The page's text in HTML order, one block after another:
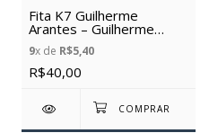
Fita K7 Guilherme
Arantes – Guilherme
Arantes (2001) (Usada)
9x de R$5,40
R$40,00